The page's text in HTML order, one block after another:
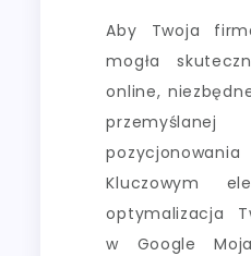
Aby Twoja
mogła
online,
Kluczowym
optymalizacja
w Google